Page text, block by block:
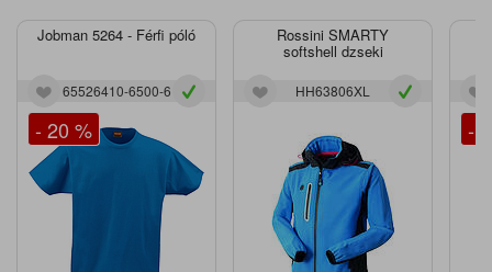
Jobman 5264 - Férfi póló
65526410-6500-6
- 20 %
Rossini SMARTY
softshell dzseki
HH63806XL
-